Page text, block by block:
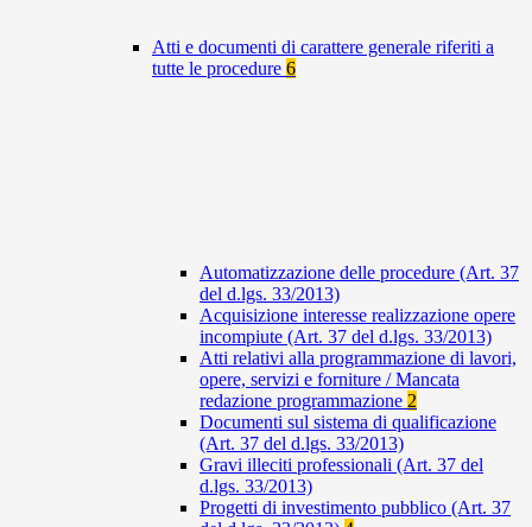
Atti e documenti di carattere generale riferiti a
tutte le procedure 6
Automatizzazione delle procedure (Art. 37
del d.lgs. 33/2013)
Acquisizione interesse realizzazione opere
incompiute (Art. 37 del d.lgs. 33/2013)
Atti relativi alla programmazione di lavori,
opere, servizi e forniture / Mancata
redazione programmazione 2
Documenti sul sistema di qualificazione
(Art. 37 del d.lgs. 33/2013)
Gravi illeciti professionali (Art. 37 del
d.lgs. 33/2013)
Progetti di investimento pubblico (Art. 37